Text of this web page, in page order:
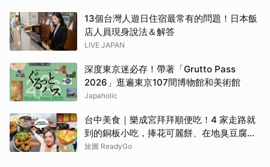
13個台灣人遊日住宿最常有的問題！日本飯
店人員現身說法＆解答
LIVE JAPAN
深度東京迷必存！帶著「Grutto Pass
2026」逛遍東京107間博物館和美術館
Japaholic
台中美食｜樂成宮拜拜順便吃！4 家走路就
到的銅板小吃，捧花可麗餅、在地臭豆腐、
烤甜甜圈一次收
旅圖 ReadyGo